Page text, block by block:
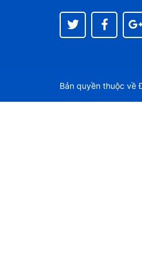
Bản quyền thuộc về